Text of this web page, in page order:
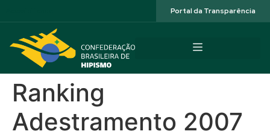
Portal da Transparência
Ranking
Adestramento 2007